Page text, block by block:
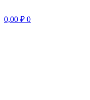
0,00 ₽ 0